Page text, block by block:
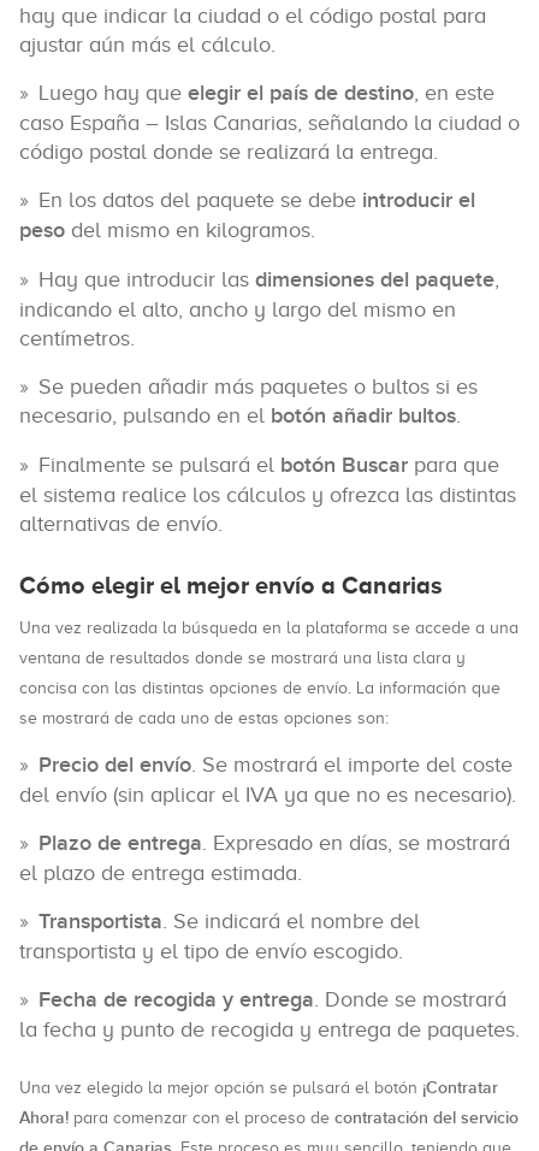
hay que indicar la ciudad o el código postal para
ajustar aún más el cálculo.
Luego hay que elegir el país de destino, en este
caso España – Islas Canarias, señalando la ciudad o
código postal donde se realizará la entrega.
En los datos del paquete se debe introducir el
peso del mismo en kilogramos.
Hay que introducir las dimensiones del paquete,
indicando el alto, ancho y largo del mismo en
centímetros.
Se pueden añadir más paquetes o bultos si es
necesario, pulsando en el botón añadir bultos.
Finalmente se pulsará el botón Buscar para que
el sistema realice los cálculos y ofrezca las distintas
alternativas de envío.
Cómo elegir el mejor envío a Canarias
Una vez realizada la búsqueda en la plataforma se accede a una
ventana de resultados donde se mostrará una lista clara y
concisa con las distintas opciones de envío. La información que
se mostrará de cada uno de estas opciones son:
Precio del envío. Se mostrará el importe del coste
del envío (sin aplicar el IVA ya que no es necesario).
Plazo de entrega. Expresado en días, se mostrará
el plazo de entrega estimada.
Transportista. Se indicará el nombre del
transportista y el tipo de envío escogido.
Fecha de recogida y entrega. Donde se mostrará
la fecha y punto de recogida y entrega de paquetes.
Una vez elegido la mejor opción se pulsará el botón ¡Contratar
Ahora! para comenzar con el proceso de contratación del servicio